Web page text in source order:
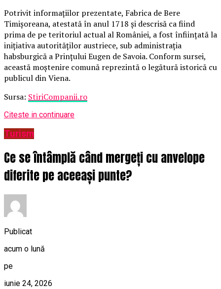
Potrivit informațiilor prezentate, Fabrica de Bere
Timișoreana, atestată în anul 1718 și descrisă ca fiind
prima de pe teritoriul actual al României, a fost înființată la
inițiativa autorităților austriece, sub administrația
habsburgică a Prințului Eugen de Savoia. Conform sursei,
această moștenire comună reprezintă o legătură istorică cu
publicul din Viena.
Sursa: StiriCompanii.ro
Citeste in continuare
Turism
Ce se întâmplă când mergeți cu anvelope
diferite pe aceeași punte?
Publicat
acum o lună
pe
iunie 24, 2026